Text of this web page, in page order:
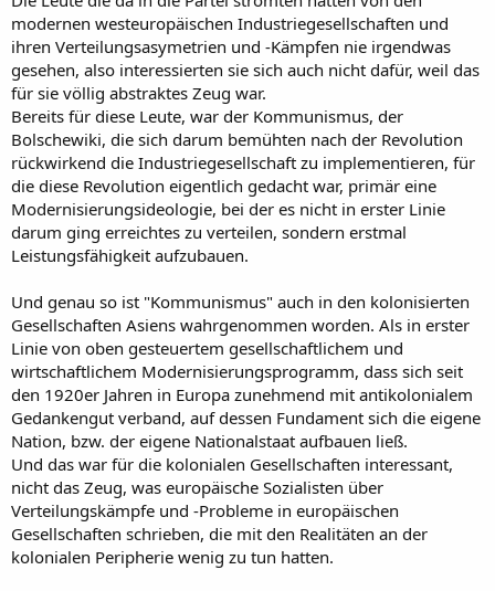
modernen westeuropäischen Industriegesellschaften und
ihren Verteilungsasymetrien und -Kämpfen nie irgendwas
gesehen, also interessierten sie sich auch nicht dafür, weil das
für sie völlig abstraktes Zeug war.
Bereits für diese Leute, war der Kommunismus, der
Bolschewiki, die sich darum bemühten nach der Revolution
rückwirkend die Industriegesellschaft zu implementieren, für
die diese Revolution eigentlich gedacht war, primär eine
Modernisierungsideologie, bei der es nicht in erster Linie
darum ging erreichtes zu verteilen, sondern erstmal
Leistungsfähigkeit aufzubauen.
Und genau so ist "Kommunismus" auch in den kolonisierten
Gesellschaften Asiens wahrgenommen worden. Als in erster
Linie von oben gesteuertem gesellschaftlichem und
wirtschaftlichem Modernisierungsprogramm, dass sich seit
den 1920er Jahren in Europa zunehmend mit antikolonialem
Gedankengut verband, auf dessen Fundament sich die eigene
Nation, bzw. der eigene Nationalstaat aufbauen ließ.
Und das war für die kolonialen Gesellschaften interessant,
nicht das Zeug, was europäische Sozialisten über
Verteilungskämpfe und -Probleme in europäischen
Gesellschaften schrieben, die mit den Realitäten an der
kolonialen Peripherie wenig zu tun hatten.